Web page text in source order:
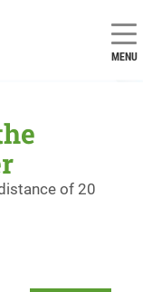
MENU
of 20